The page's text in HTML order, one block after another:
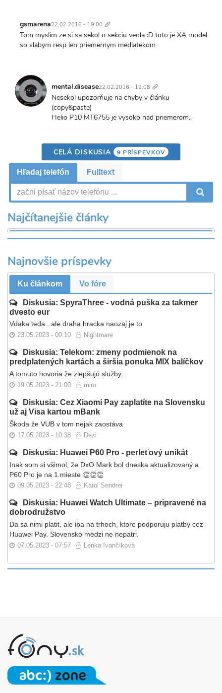
gsmarena22.02.2016 - 19:00 odkaz
Tom myslim ze si sa sekol o sekciu vedla :D toto je XA model
so slabym resp len priemernym mediatekom
mental.disease22.02.2016 - 19:08 odkaz
Nesekol upozorňuje na chyby v článku
(copy&paste)
Helio P10 MT6755 je vysoko nad priemerom..
CELÁ DISKUSIA 9 PRÍSPEVKOV
Hľadaj telefón Fulltext
Najčítanejšie články
Najnovšie príspevky
Ku článkom Vo fóre
Diskusia: SpyraThree - vodná puška za takmer
dvesto eur
Vdaka teda...ale draha hracka naozaj je to
23.05.2023 - 00:10 Nightmare
Diskusia: Telekom: zmeny podmienok na
predplatených kartách a širšia ponuka MIX balíčkov
A tomuto hovoria že zlepšujú služby...
19.05.2023 - 21:00 miro
Diskusia: Cez Xiaomi Pay zaplatíte na Slovensku
už aj Visa kartou mBank
Škoda že VUB v tom nejak zaostáva
17.05.2023 - 10:38 Dezi
Diskusia: Huawei P60 Pro - perleťový unikát
Inak som si všimol, že DxO Mark bol dneska aktualizovaný a
P60 Pro je na 1.mieste 👏👏👏
09.05.2023 - 22:48 Karol Sendrei
Diskusia: Huawei Watch Ultimate – pripravené na
dobrodružstvo
Da sa nimi platit, ale iba na trhoch, ktore podporuju platby cez
Huawei Pay. Slovensko medzi ne nepatri.
07.05.2023 - 07:57 Lenka Ivančíková